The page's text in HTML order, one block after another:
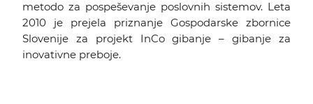
metodo za pospeševanje poslovnih sistemov. Leta
2010 je prejela priznanje Gospodarske zbornice
Slovenije za projekt InCo gibanje – gibanje za
inovativne preboje.